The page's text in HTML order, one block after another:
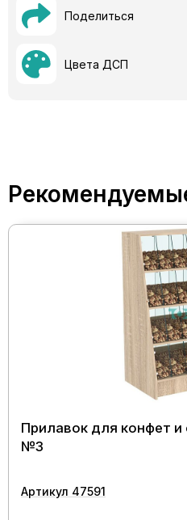
Поделиться
Цвета ДСП
Прилавок для конфет и
№3
Артикул 47591